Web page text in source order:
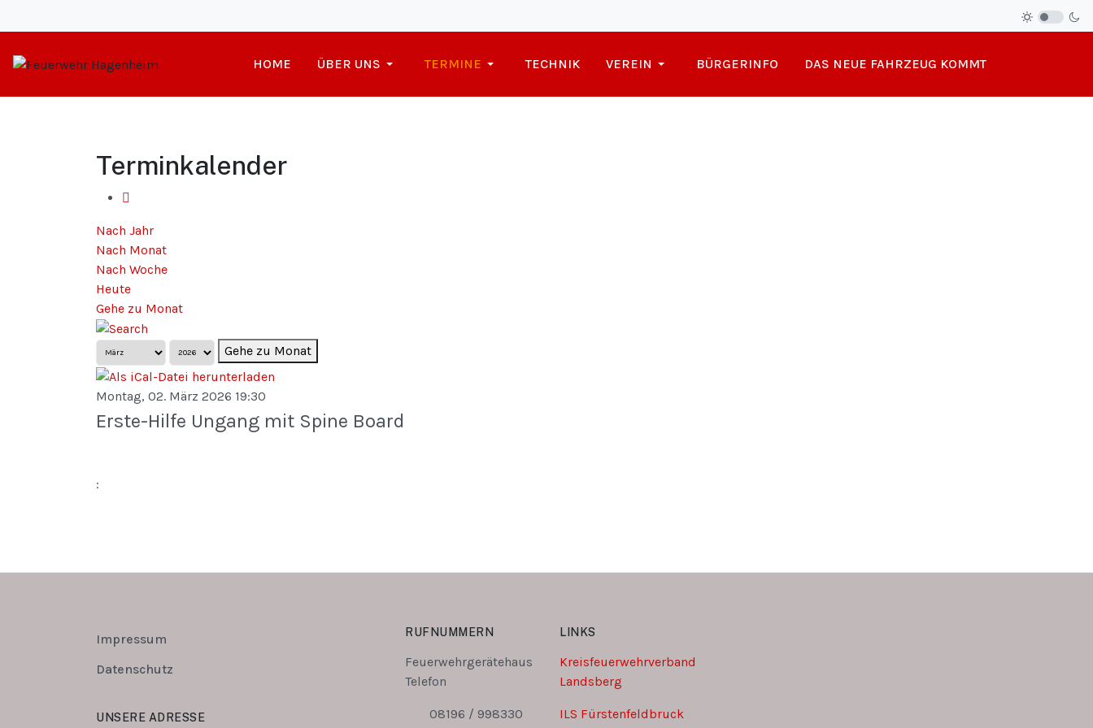
HOME ÜBER UNS TERMINE TECHNIK VEREIN BÜRGERINFO DAS NEUE FAHRZEUG KOMMT
Terminkalender
Nach Jahr
Nach Monat
Nach Woche
Heute
Gehe zu Monat
Gehe zu Monat
Montag, 02. März 2026 19:30
Erste-Hilfe Ungang mit Spine Board
:
Impressum
Datenschutz
UNSERE ADRESSE
RUFNUMMERN
Feuerwehrgerätehaus
Telefon
08196 / 998330
LINKS
Kreisfeuerwehrverband
Landsberg
ILS Fürstenfeldbruck